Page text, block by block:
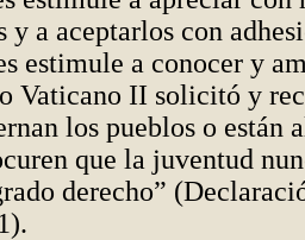
y a aceptarlos con
estimule a conocer y
Vaticano II solicitó y
los pueblos o están
que la juventud
derecho”